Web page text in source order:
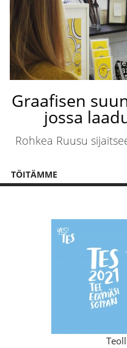
Graafisen
jossa
Rohkea Ruusu
TÖITÄMME